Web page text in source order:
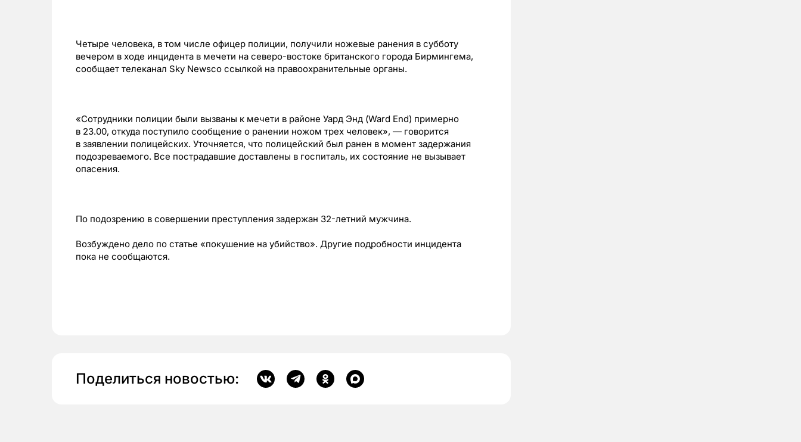
Четыре человека, в том числе офицер полиции, получили ножевые ранения в субботу
вечером в ходе инцидента в мечети на северо-востоке британского города Бирмингема,
сообщает телеканал Sky Newsсо ссылкой на правоохранительные органы.
«Сотрудники полиции были вызваны к мечети в районе Уард Энд (Ward End) примерно
в 23.00, откуда поступило сообщение о ранении ножом трех человек», — говорится
в заявлении полицейских. Уточняется, что полицейский был ранен в момент задержания
подозреваемого. Все пострадавшие доставлены в госпиталь, их состояние не вызывает
опасения.
По подозрению в совершении преступления задержан 32-летний мужчина.
Возбуждено дело по статье «покушение на убийство». Другие подробности инцидента
пока не сообщаются.
Поделиться новостью: